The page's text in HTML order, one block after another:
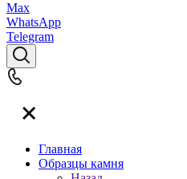
Max
WhatsApp
Telegram
Главная
Образцы камня